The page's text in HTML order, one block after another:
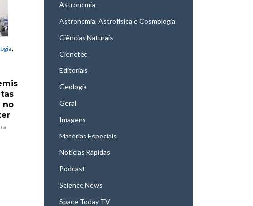
,
no
Astronomia
Astronomia, Astrofísica e Cosmologia
Ciências Naturais
Cienctec
Editoriais
Geologia
Geral
Imagens
Matérias Especiais
Notícias Rápidas
Podcast
Science News
Space Today TV